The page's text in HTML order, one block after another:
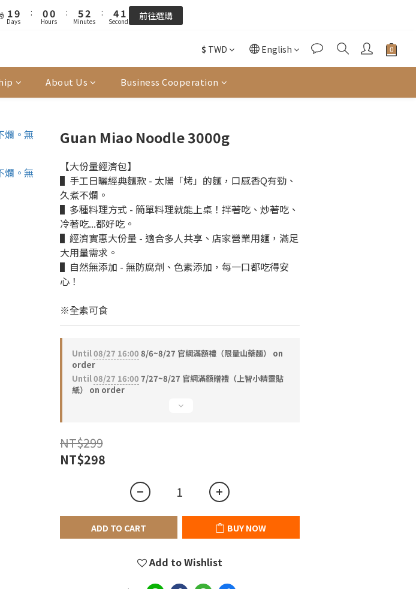
1
0
9
8
5
4
0
Days
:
00
Hours
:
5
4
1
0
2
1
Minutes
:
4
3
0
0
Seconds 前往選購
08
4
3
2
Days Hours
4
0
1
Minutes
3
Seconds 前往選購
取消訂單請洽客服，線上付款退款將酌收金流手續費。
7
3
2
19
6
3
:
6
2
1
0
6
2
1
0
:
7
6
5
2
0
8
4
3
2
:
6
4
1
6
2
1
0
前往選購
$ TWD English
About Us Business Cooperation
Guan Miao Noodle 3000g
【大份量經濟包】
▌手工日曬經典麵款 - 太陽「烤」的麵，口感香Q有勁、
久煮不爛。
▌多種料理方式 - 簡單料理就能上桌！拌著吃、炒著吃、
冷著吃...都好吃。
▌經濟實惠大份量 - 適合多人共享、店家營業用麵，滿足
大用量需求。
▌自然無添加 - 無防腐劑、色素添加，每一口都吃得安
心！
※全素可食
Until08/27 16:00 8/6~8/27 官網滿額禮（限量山藥麵） on
order
Until08/27 16:00 7/27~8/27 官網滿額贈禮（上智小精靈貼
紙） on order
NT$299
NT$298
ADD TO CART BUY NOW
Add to Wishlist